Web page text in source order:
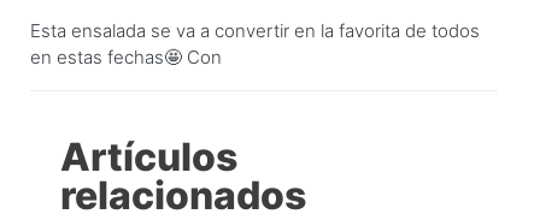
Esta ensalada se va a convertir en la favorita de todos
en estas fechas🤩 Con
Artículos
relacionados